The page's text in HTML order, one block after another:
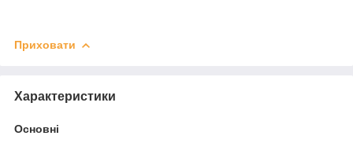
Приховати
Характеристики
Основні